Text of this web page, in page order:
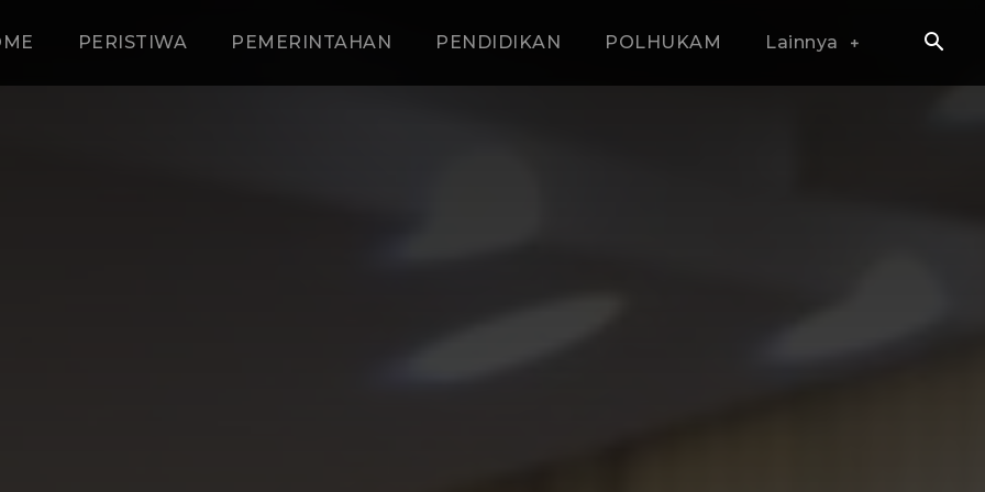
PERISTIWA PEMERINTAHAN PENDIDIKAN POLHUKAM Lainnya